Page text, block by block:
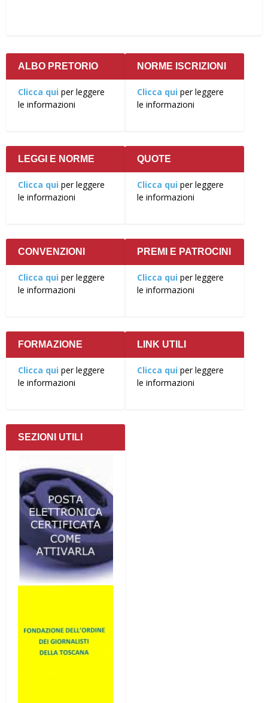
ALBO PRETORIO
Clicca qui per leggere
le informazioni
NORME ISCRIZIONI
Clicca qui per leggere
le informazioni
LEGGI E NORME
Clicca qui per leggere
le informazioni
QUOTE
Clicca qui per leggere
le informazioni
CONVENZIONI
Clicca qui per leggere
le informazioni
PREMI E PATROCINI
Clicca qui per leggere
le informazioni
FORMAZIONE
Clicca qui per leggere
le informazioni
LINK UTILI
Clicca qui per leggere
le informazioni
SEZIONI UTILI